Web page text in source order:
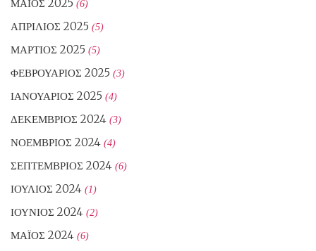
ΜΆΙΟΣ 2025 (6)
ΑΠΡΊΛΙΟΣ 2025 (5)
ΜΆΡΤΙΟΣ 2025 (5)
ΦΕΒΡΟΥΆΡΙΟΣ 2025 (3)
ΙΑΝΟΥΆΡΙΟΣ 2025 (4)
ΔΕΚΈΜΒΡΙΟΣ 2024 (3)
ΝΟΈΜΒΡΙΟΣ 2024 (4)
ΣΕΠΤΈΜΒΡΙΟΣ 2024 (6)
ΙΟΎΛΙΟΣ 2024 (1)
ΙΟΎΝΙΟΣ 2024 (2)
ΜΆΙΟΣ 2024 (6)